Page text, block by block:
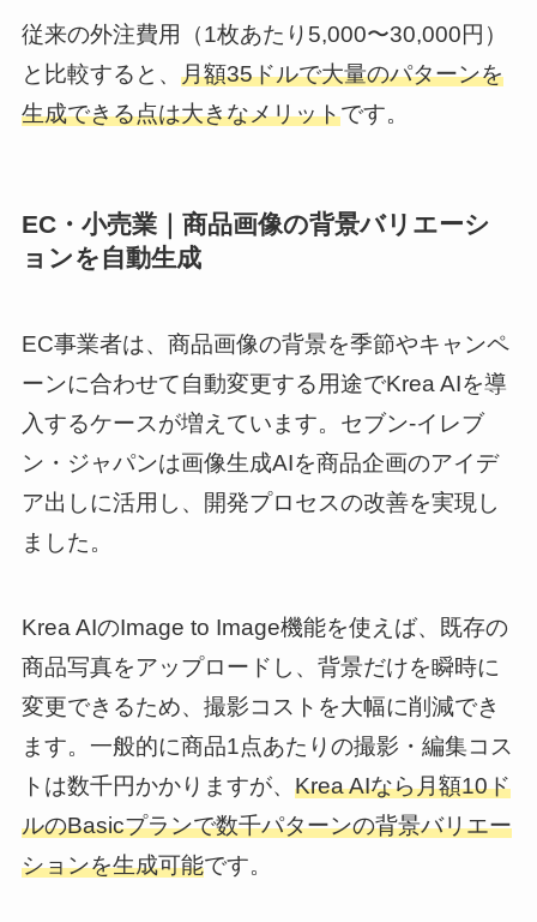
従来の外注費用（1枚あたり5,000〜30,000円）
と比較すると、 月額35ドルで大量のパターンを
生成できる点は大きなメリットです。
EC・小売業｜商品画像の背景バリエーシ
ョンを自動生成
EC事業者は、商品画像の背景を季節やキャンペ
ーンに合わせて自動変更する用途でKrea AIを導
入するケースが増えています。セブン-イレブ
ン・ジャパンは画像生成AIを商品企画のアイデ
ア出しに活用し、開発プロセスの改善を実現し
ました。
Krea AIのImage to Image機能を使えば、既存の
商品写真をアップロードし、背景だけを瞬時に
変更できるため、撮影コストを大幅に削減でき
ます。一般的に商品1点あたりの撮影・編集コス
トは数千円かかりますが、 Krea AIなら月額10ド
ルのBasicプランで数千パターンの背景バリエー
ションを生成可能です。